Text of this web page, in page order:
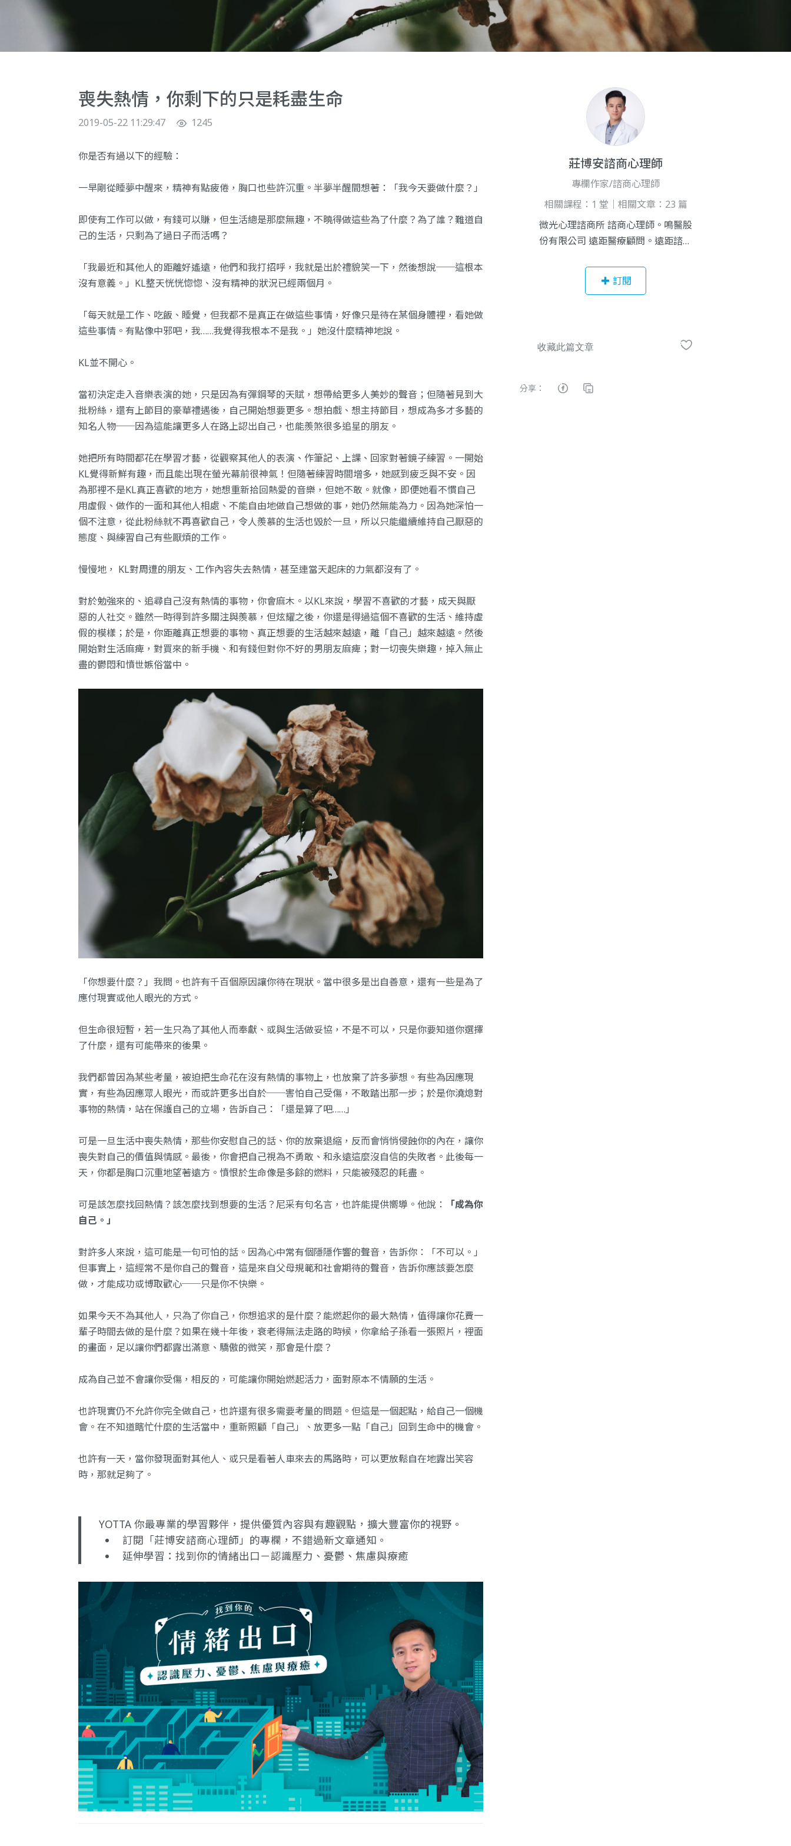
喪失熱情，你剩下的只是耗盡生命
2019-05-22 11:29:47 1245
你是否有過以下的經驗：
一早剛從睡夢中醒來，精神有點疲倦，胸口也些許沉重。半夢半醒間想著：「我今天要做什麼？」
即使有工作可以做，有錢可以賺，但生活總是那麼無趣，不曉得做這些為了什麼？為了誰？難道自
己的生活，只剩為了過日子而活嗎？
「我最近和其他人的距離好遙遠，他們和我打招呼，我就是出於禮貌笑一下，然後想說──這根本
沒有意義。」KL整天恍恍惚惚、沒有精神的狀況已經兩個月。
「每天就是工作、吃飯、睡覺，但我都不是真正在做這些事情，好像只是待在某個身體裡，看她做
這些事情。有點像中邪吧，我……我覺得我根本不是我。」她沒什麼精神地說。
KL並不開心。
當初決定走入音樂表演的她，只是因為有彈鋼琴的天賦，想帶給更多人美妙的聲音；但隨著見到大
批粉絲，還有上節目的豪華禮遇後，自己開始想要更多。想拍戲、想主持節目，想成為多才多藝的
知名人物──因為這能讓更多人在路上認出自己，也能羨煞很多追星的朋友。
她把所有時間都花在學習才藝，從觀察其他人的表演、作筆記、上課、回家對著鏡子練習。一開始
KL覺得新鮮有趣，而且能出現在螢光幕前很神氣！但隨著練習時間增多，她感到疲乏與不安。因
為那裡不是KL真正喜歡的地方，她想重新拾回熱愛的音樂，但她不敢。就像，即便她看不慣自己
用虛假、做作的一面和其他人相處、不能自由地做自己想做的事，她仍然無能為力。因為她深怕一
個不注意，從此粉絲就不再喜歡自己，令人羨慕的生活也毀於一旦，所以只能繼續維持自己厭惡的
態度、與練習自己有些厭煩的工作。
慢慢地， KL對周遭的朋友、工作內容失去熱情，甚至連當天起床的力氣都沒有了。
對於勉強來的、追尋自己沒有熱情的事物，你會麻木。以KL來說，學習不喜歡的才藝，成天與厭
惡的人社交。雖然一時得到許多關注與羨慕，但炫耀之後，你還是得過這個不喜歡的生活、維持虛
假的模樣；於是，你距離真正想要的事物、真正想要的生活越來越遠，離「自己」越來越遠。然後
開始對生活麻痺，對買來的新手機、和有錢但對你不好的男朋友麻痺；對一切喪失樂趣，掉入無止
盡的鬱悶和憤世嫉俗當中。
「你想要什麼？」我問。也許有千百個原因讓你待在現狀。當中很多是出自善意，還有一些是為了
應付現實或他人眼光的方式。
但生命很短暫，若一生只為了其他人而奉獻、或與生活做妥協，不是不可以，只是你要知道你選擇
了什麼，還有可能帶來的後果。
我們都曾因為某些考量，被迫把生命花在沒有熱情的事物上，也放棄了許多夢想。有些為因應現
實，有些為因應眾人眼光，而或許更多出自於──害怕自己受傷，不敢踏出那一步；於是你澆熄對
事物的熱情，站在保護自己的立場，告訴自己：「還是算了吧……」
可是一旦生活中喪失熱情，那些你安慰自己的話、你的放棄退縮，反而會悄悄侵蝕你的內在，讓你
喪失對自己的價值與情感。最後，你會把自己視為不勇敢、和永遠這麼沒自信的失敗者。此後每一
天，你都是胸口沉重地望著遠方。憤恨於生命像是多餘的燃料，只能被殘忍的耗盡。
可是該怎麼找回熱情？該怎麼找到想要的生活？尼采有句名言，也許能提供嚮導。他說：
「成為你
自己。」
對許多人來說，這可能是一句可怕的話。因為心中常有個隱隱作響的聲音，告訴你：「不可以。」
但事實上，這經常不是你自己的聲音，這是來自父母規範和社會期待的聲音，告訴你應該要怎麼
做，才能成功或博取歡心──只是你不快樂。
如果今天不為其他人，只為了你自己，你想追求的是什麼？能燃起你的最大熱情，值得讓你花費一
輩子時間去做的是什麼？如果在幾十年後，衰老得無法走路的時候，你拿給子孫看一張照片，裡面
的畫面，足以讓你們都露出滿意、驕傲的微笑，那會是什麼？
成為自己並不會讓你受傷，相反的，可能讓你開始燃起活力，面對原本不情願的生活。
也許現實仍不允許你完全做自己，也許還有很多需要考量的問題。但這是一個起點，給自己一個機
會。在不知道瞎忙什麼的生活當中，重新照顧「自己」、放更多一點「自己」回到生命中的機會。
也許有一天，當你發現面對其他人、或只是看著人車來去的馬路時，可以更放鬆自在地露出笑容
時，那就足夠了。
YOTTA 你最專業的學習夥伴，提供優質內容與有趣觀點，擴大豐富你的視野。
訂閱「莊博安諮商心理師」的專欄 ，不錯過新文章通知。
延伸學習： 找到你的情緒出口－認識壓力、憂鬱、焦慮與療癒
莊博安諮商心理師
專欄作家/諮商心理師
相關課程：1 堂｜相關文章：23 篇
微光心理諮商所 諮商心理師。鳴醫股
份有限公司 遠距醫療顧問。遠距諮詢
限公司 藝術心理行銷總監。各大專校
院與企業機構 講師。台灣輔導與諮商
家庭，走出鬼打牆的愛情》、《慢性
訂閱
分享：